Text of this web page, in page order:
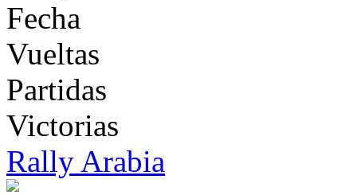
Fecha
Vueltas
Partidas
Victorias
Rally Arabia